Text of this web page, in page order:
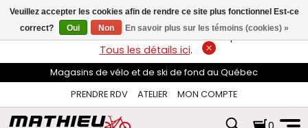
flèches
haut
et
pour
sélectionner
disponible.
LIVRAISON GRATUITEsur les commandes de plus de 74$*.
Tous les détails ici.
Magasins de vélo et de ski de fond au Québec
PRENDRE RDV
ATELIER MON COMPTE
Veuillez accepter les cookies afin de rendre ce site plus fonctionnel Est-ce
correct?
Oui Non En savoir plus sur les témoins (cookies) »